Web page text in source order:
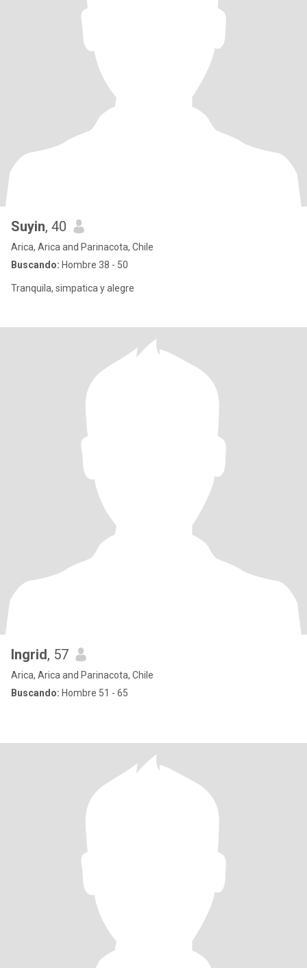
Suyin, 40
Arica, Arica and Parinacota, Chile
Buscando: Hombre 38 - 50
Tranquila, simpatica y alegre
Ingrid, 57
Arica, Arica and Parinacota, Chile
Buscando: Hombre 51 - 65